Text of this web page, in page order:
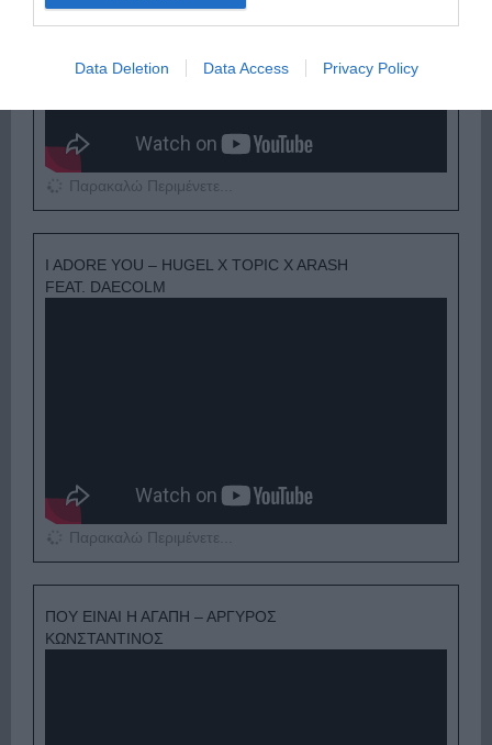
Data Deletion Data Access Privacy Policy
Παρακαλώ Περιμένετε...
I ADORE YOU – HUGEL X TOPIC X ARASH
FEAT. DAECOLM
Παρακαλώ Περιμένετε...
ΠΟΥ ΕΙΝΑΙ Η ΑΓΑΠΗ – ΑΡΓΥΡΟΣ
ΚΩΝΣΤΑΝΤΙΝΟΣ